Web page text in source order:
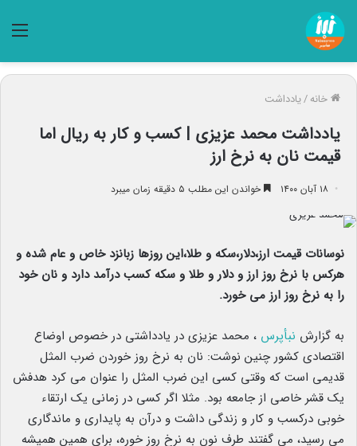
خانه/یادداشت
یادداشت‌ محمد عزیزی | کسب و کار به ریال اما
قیمت نان به نرخ ارز
۱۸ آبان ۱۴۰۰ خواندن این مطلب ۵ دقیقه زمان میبرد
نوسانات قیمت ارز،دلار،سکه و طلا،این روزها زبانزد خاص و عام شده و
هرکس با نرخ روز ارز و دلار و طلا و سکه کسب درآمد دارد و نان خود
را به نرخ روز ارز می خورد.
به گزارش نبأپرس ، محمد عزیزی در یادداشتی در خصوص اوضاع
اقتصادی کشور چنین نوشت: نان به نرخ روز خوردن ضرب المثل
قدیمی است که وقتی کسی این ضرب المثل را عنوان می کرد هدفش
یک قشر خاصی از جامعه بود. مثلا اگر کسی در زمانی یک ارتقاء
خوبی درکسب و کار و زندگی داشت و درآن به پایداری و ماندگاری
می رسید، می گفتند طرف نون به نرخ روز خوره، برای همین همیشه